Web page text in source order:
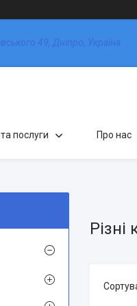
49, Дніпро, Україна
послуги Про нас